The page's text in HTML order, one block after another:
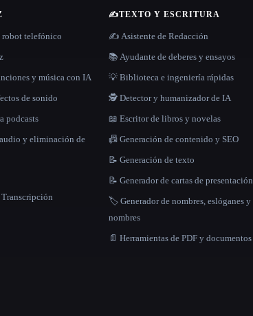
telefónico
y música con IA
de sonido
podcasts
y eliminación de
✍️TEXTO Y ESCRITURA
✍️ Asistente de Redacción
📚 Ayudante de deberes y ensayos
💡 Biblioteca e ingeniería rápidas
🕵️ Detector y humanizador de IA
📖 Escritor de libros y novelas
📠 Generación de contenido y SEO
📝 Generación de texto
📝 Generador de cartas de presentación
🏷️ Generador de nombres, eslóganes y
nombres
📄 Herramientas de PDF y documentos